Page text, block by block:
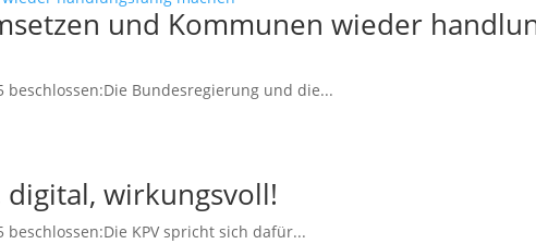
und Kommunen wieder
Bundesregierung und die...
digital, wirkungsvoll!
KPV spricht sich dafür...